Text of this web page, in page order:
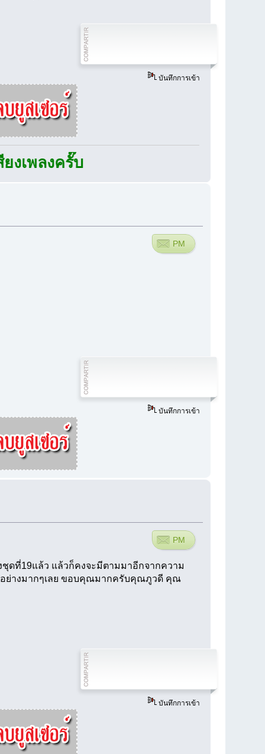
บันทึกการเข้า
งครั๊บ
PM
บันทึกการเข้า
PM
ชุดที่19แล้ว แล้วก็คงจะมีตามมาอีกจากความ
อย่างมากๆเลย ขอบคุณมากครับคุณภูวดี คุณ
บันทึกการเข้า